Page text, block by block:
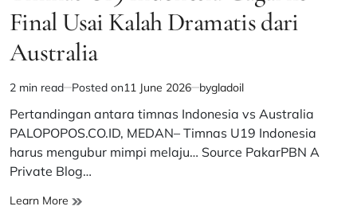
ke
Babak
Final
Australian
2026
Final Usai Kalah Dramatis dari
Australia
Estimated
read
time
2 min read Posted on11 June 2026 bygladoil
Pertandingan antara timnas Indonesia vs Australia
PALOPOPOS.CO.ID, MEDAN– Timnas U19 Indonesia
harus mengubur mimpi melaju… Source PakarPBN A
Private Blog…
Learn More Timnas